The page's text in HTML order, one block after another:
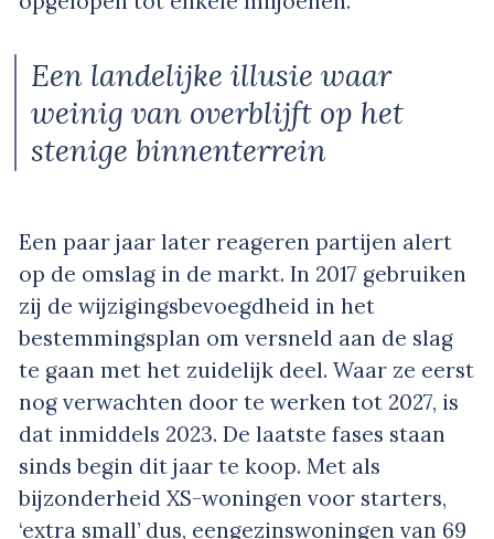
Een landelijke illusie waar
weinig van overblijft op het
stenige binnenterrein
Een paar jaar later reageren partijen alert
op de omslag in de markt. In 2017 gebruiken
zij de wijzigingsbevoegdheid in het
bestemmingsplan om versneld aan de slag
te gaan met het zuidelijk deel. Waar ze eerst
nog verwachten door te werken tot 2027, is
dat inmiddels 2023. De laatste fases staan
sinds begin dit jaar te koop. Met als
bijzonderheid XS-woningen voor starters,
‘extra small’ dus, eengezinswoningen van 69